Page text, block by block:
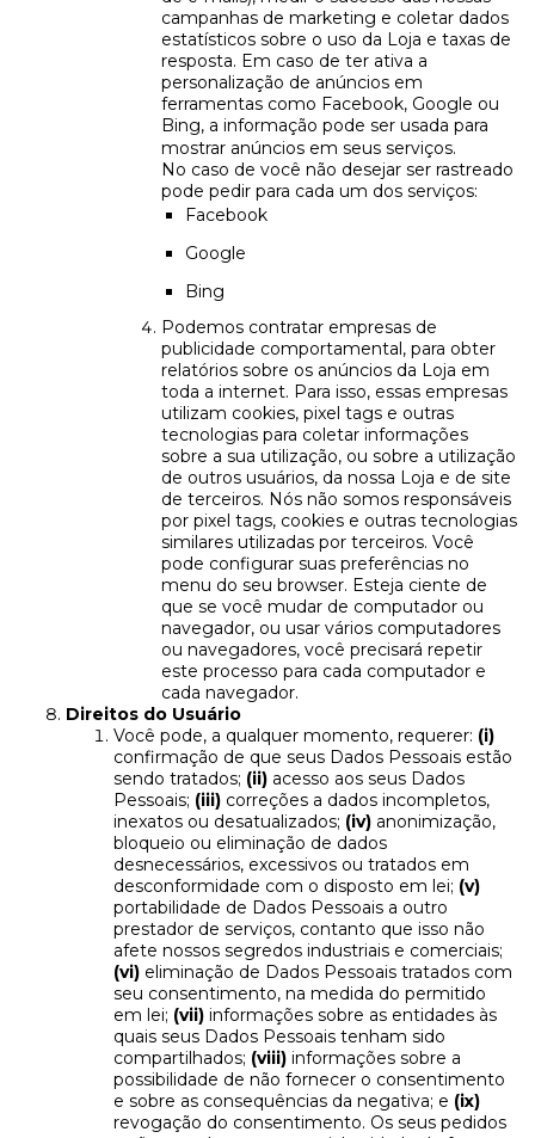
campanhas de marketing e coletar dados
estatísticos sobre o uso da Loja e taxas de
resposta. Em caso de ter ativa a
personalização de anúncios em
ferramentas como Facebook, Google ou
Bing, a informação pode ser usada para
mostrar anúncios em seus serviços.
No caso de você não desejar ser rastreado
pode pedir para cada um dos serviços:
Facebook
Google
Bing
Podemos contratar empresas de
publicidade comportamental, para obter
relatórios sobre os anúncios da Loja em
toda a internet. Para isso, essas empresas
utilizam cookies, pixel tags e outras
tecnologias para coletar informações
sobre a sua utilização, ou sobre a utilização
de outros usuários, da nossa Loja e de site
de terceiros. Nós não somos responsáveis
por pixel tags, cookies e outras tecnologias
similares utilizadas por terceiros. Você
pode configurar suas preferências no
menu do seu browser. Esteja ciente de
que se você mudar de computador ou
navegador, ou usar vários computadores
ou navegadores, você precisará repetir
este processo para cada computador e
cada navegador.
Direitos do Usuário
Você pode, a qualquer momento, requerer: (i)
confirmação de que seus Dados Pessoais estão
sendo tratados; (ii) acesso aos seus Dados
Pessoais; (iii) correções a dados incompletos,
inexatos ou desatualizados; (iv) anonimização,
bloqueio ou eliminação de dados
desnecessários, excessivos ou tratados em
desconformidade com o disposto em lei; (v)
portabilidade de Dados Pessoais a outro
prestador de serviços, contanto que isso não
afete nossos segredos industriais e comerciais;
(vi) eliminação de Dados Pessoais tratados com
seu consentimento, na medida do permitido
em lei; (vii) informações sobre as entidades às
quais seus Dados Pessoais tenham sido
compartilhados; (viii) informações sobre a
possibilidade de não fornecer o consentimento
e sobre as consequências da negativa; e (ix)
revogação do consentimento. Os seus pedidos